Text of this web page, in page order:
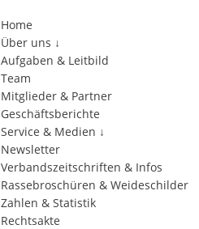
Home
Über uns ↓
Aufgaben & Leitbild
Team
Mitglieder & Partner
Geschäftsberichte
Service & Medien ↓
Newsletter
Verbandszeitschriften & Infos
Rassebroschüren & Weideschilder
Zahlen & Statistik
Rechtsakte